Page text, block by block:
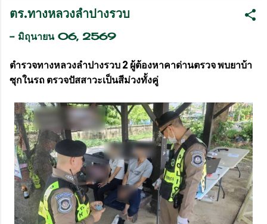
ตร.ทางหลวงลำปางรวบ
- มิถุนายน 06, 2569
ตำรวจทางหลวงลำปางรวบ 2 ผู้ต้องหาคาด่านตรวจ พบยาบ้า
ซุกในรถ ตรวจปัสสาวะเป็นสีม่วงทั้งคู่